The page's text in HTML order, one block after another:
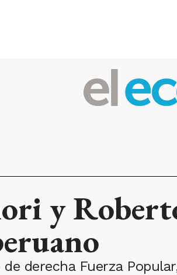
y
derecha Fuerza